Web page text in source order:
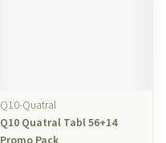
Q10-Quatral
Q10 Quatral Tabl 56+14
Promo Pack